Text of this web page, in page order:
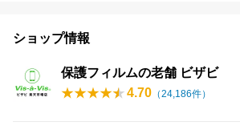
ショップ情報
保護フィルムの老舗 ビザビ
4.70 （24,186件）